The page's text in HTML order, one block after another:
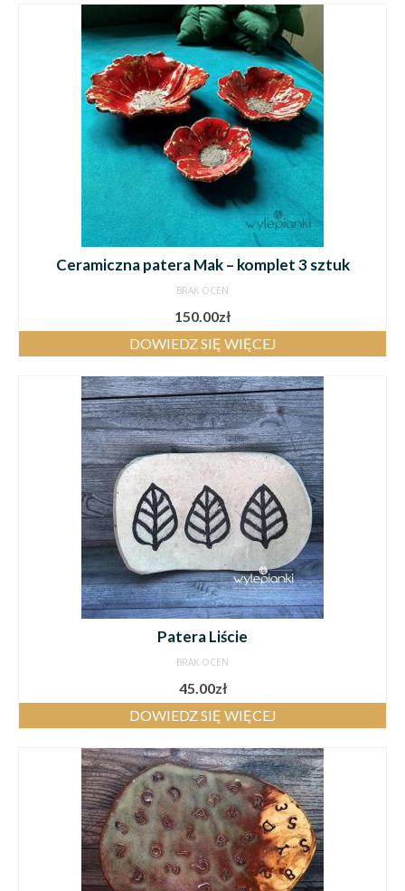
Ceramiczna patera Mak – komplet 3 sztuk
BRAK OCEN
150.00zł
DOWIEDZ SIĘ WIĘCEJ
Patera Liście
BRAK OCEN
45.00zł
DOWIEDZ SIĘ WIĘCEJ